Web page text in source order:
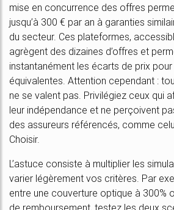
mise en concurrence des offres
jusqu’à 300 € par an à garanties
du secteur. Ces plateformes,
agrègent des dizaines d’offres et
instantanément les écarts de prix
équivalentes. Attention cependant :
ne se valent pas. Privilégiez ceux qui
leur indépendance et ne perçoivent
des assureurs référencés, comme
Choisir.
L’astuce consiste à multiplier les
varier légèrement vos critères. Par
entre une couverture optique à 300%
de remboursement, testez les deux